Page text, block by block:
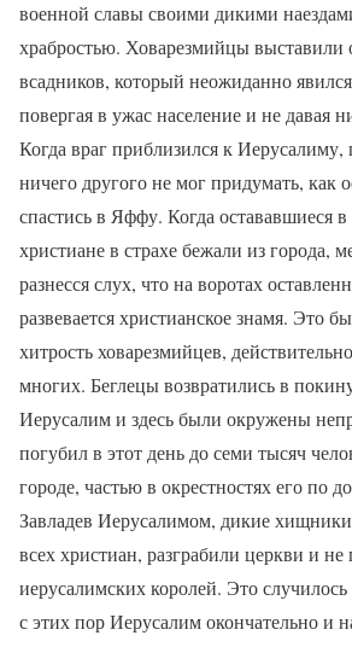
военной славы своими дикими
храбростью. Ховарезмийцы выставили
всадников, который неожиданно
повергая в ужас население и не давая
Когда враг приблизился к Иерусалиму,
ничего другого не мог придумать, как
спастись в Яффу. Когда остававшиеся
христиане в страхе бежали из города,
разнесся слух, что на воротах
развевается христианское знамя. Это
хитрость ховарезмийцев,
многих. Беглецы возвратились в
Иерусалим и здесь были окружены
погубил в этот день до семи тысяч
городе, частью в окрестностях его по
Завладев Иерусалимом, дикие
всех христиан, разграбили церкви и
иерусалимских королей. Это случилось
с этих пор Иерусалим окончательно и